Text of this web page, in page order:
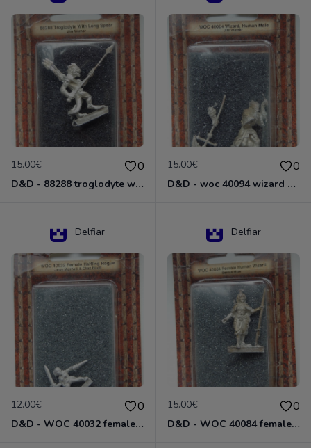
15.00€ 0
D&D - 88288 troglodyte with long Miniature - Donjons Dragons
15.00€ 0
D&D - woc 40094 wizard human male Miniature - Donjons Dragons
Delfiar
12.00€ 0
D&D - WOC 40032 female halfling rogue Miniature - Donjons Dragons
Delfiar
15.00€ 0
D&D - WOC 40084 female human wizard Miniature - Donjons Dragons